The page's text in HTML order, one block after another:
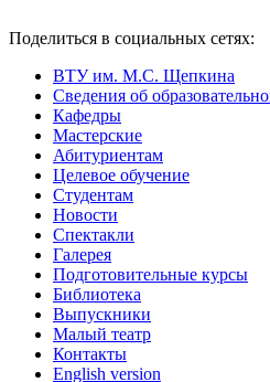
Поделиться в социальных сетях:
ВТУ им. М.С. Щепкина
Сведения об
Кафедры
Мастерские
Абитуриентам
Целевое обучение
Студентам
Новости
Спектакли
Галерея
Подготовительные курсы
Библиотека
Выпускники
Малый театр
Контакты
English version